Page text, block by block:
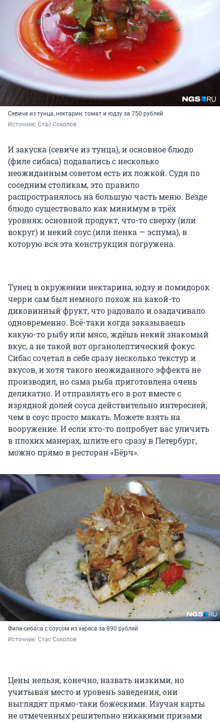
Севиче из тунца, нектарин, томат и юдзу за 750 рублей
Источник: Стас Соколов
И закуска (севиче из тунца), и основное блюдо
(филе сибаса) подавались с несколько
неожиданным советом есть их ложкой. Судя по
соседним столикам, это правило
распространялось на большую часть меню. Везде
блюдо существовало как минимум в трёх
уровнях: основной продукт, что-то сверху (или
вокруг) и некий соус (или пенка — эспума), в
которую вся эта конструкция погружена.
Тунец в окружении нектарина, юдзу и помидорок
черри сам был немного похож на какой-то
диковинный фрукт, что радовало и озадачивало
одновременно. Всё-таки когда заказываешь
какую-то рыбу или мясо, ждёшь некий знакомый
вкус, а не такой вот органолептический фокус.
Сибас сочетал в себе сразу несколько текстур и
вкусов, и хотя такого неожиданного эффекта не
производил, но сама рыба приготовлена очень
деликатно. И отправлять его в рот вместе с
изрядной долей соуса действительно интересней,
чем в соус просто макать. Можете взять на
вооружение. И если кто-то попробует вас уличить
в плохих манерах, шлите его сразу в Петербург,
можно прямо в ресторан «Бёрч».
Филе сибаса с соусом из хереса за 890 рублей
Источник: Стас Соколов
Цены нельзя, конечно, назвать низкими, но
учитывая место и уровень заведения, они
выглядят прямо-таки божескими. Изучая карты
не отмеченных решительно никакими призами